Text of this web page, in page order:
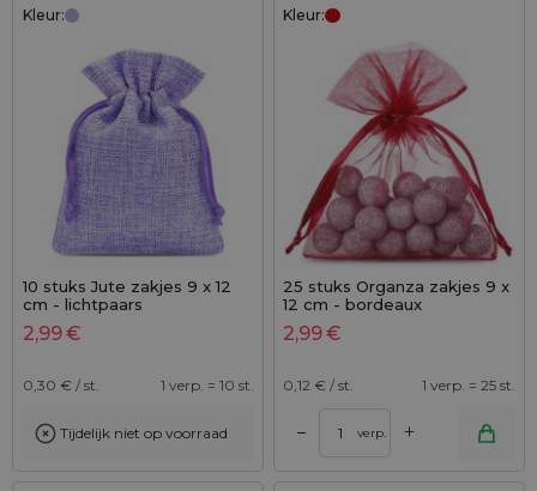
Kleur:
10 stuks Jute zakjes 9 x 12
cm - lichtpaars
2,99€
0,30 € / st. 1 verp. = 10 st.
Tijdelijk niet op voorraad
Kleur:
25 stuks Organza zakjes 9 x
12 cm - bordeaux
2,99€
0,12 € / st. 1 verp. = 25 st.
– verp. +